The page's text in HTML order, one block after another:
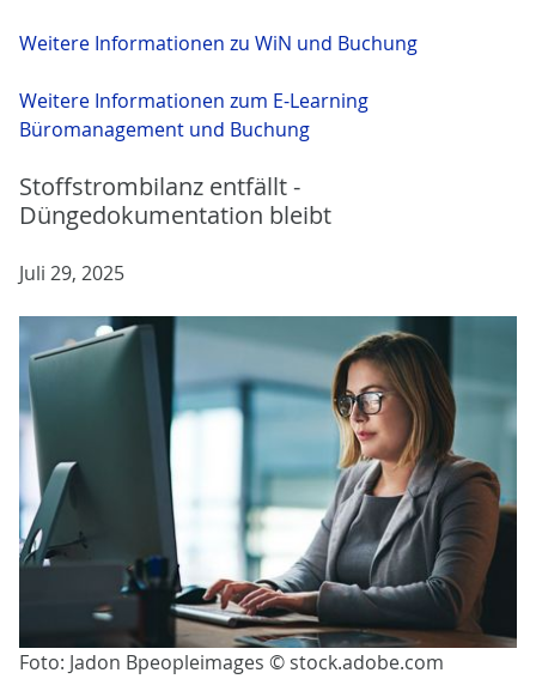
Weitere Informationen zu WiN und Buchung
Weitere Informationen zum E-Learning
Büromanagement und Buchung
Stoffstrombilanz entfällt -
Düngedokumentation bleibt
Juli 29, 2025
Foto: Jadon Bpeopleimages © stock.adobe.com